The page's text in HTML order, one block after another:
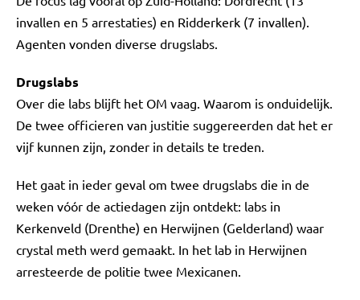
invallen en 5 arrestaties) en Ridderkerk (7 invallen).
Agenten vonden diverse drugslabs.
Drugslabs
Over die labs blijft het OM vaag. Waarom is onduidelijk.
De twee officieren van justitie suggereerden dat het er
vijf kunnen zijn, zonder in details te treden.
Het gaat in ieder geval om twee drugslabs die in de
weken vóór de actiedagen zijn ontdekt: labs in
Kerkenveld (Drenthe) en Herwijnen (Gelderland) waar
crystal meth werd gemaakt. In het lab in Herwijnen
arresteerde de politie twee Mexicanen.